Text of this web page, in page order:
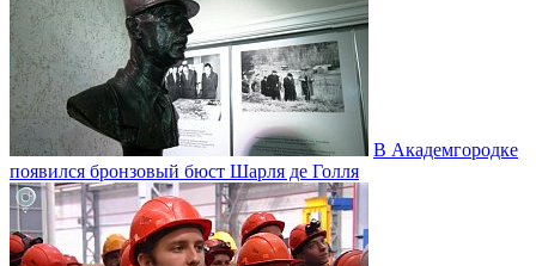
В Академгородке
появился бронзовый бюст Шарля де Голля